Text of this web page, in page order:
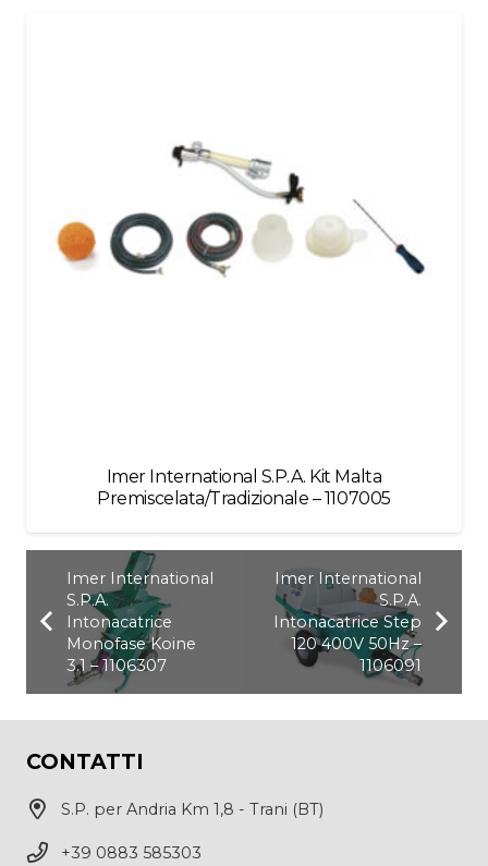
Imer International S.P.A. Kit Malta
Premiscelata/Tradizionale – 1107005
Imer International
S.P.A.
Intonacatrice
Monofase Koine
3.1 – 1106307
Imer International
S.P.A.
Intonacatrice Step
120 400V 50Hz –
1106091
CONTATTI
S.P. per Andria Km 1,8 - Trani (BT)
+39 0883 585303